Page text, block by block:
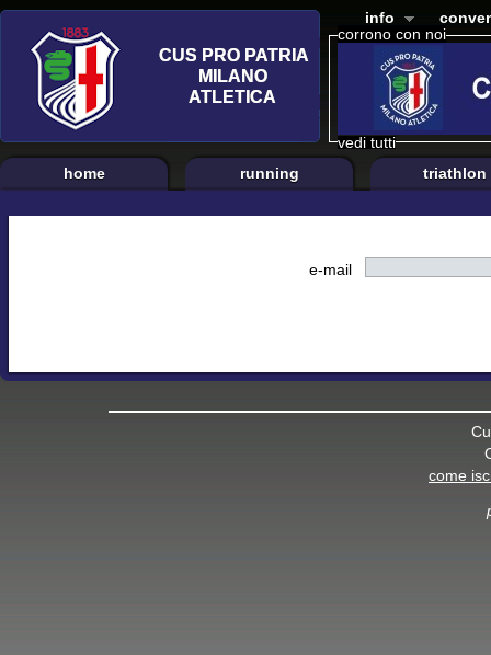
corrono con noi
vedi tutti
info
home running triathlon
e-mail
come